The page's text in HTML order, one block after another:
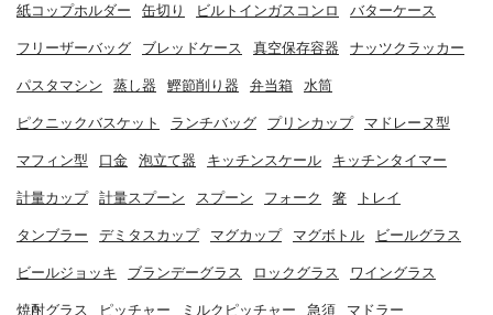
紙コップホルダー 缶切り ビルトインガスコンロ バターケース
フリーザーバッグ ブレッドケース 真空保存容器 ナッツクラッカー
パスタマシン 蒸し器 鰹節削り器 弁当箱 水筒
ピクニックバスケット ランチバッグ プリンカップ マドレーヌ型
マフィン型 口金 泡立て器 キッチンスケール キッチンタイマー
計量カップ 計量スプーン スプーン フォーク 箸 トレイ
タンブラー デミタスカップ マグカップ マグボトル ビールグラス
ビールジョッキ ブランデーグラス ロックグラス ワイングラス
焼酎グラス ピッチャー ミルクピッチャー 急須 マドラー